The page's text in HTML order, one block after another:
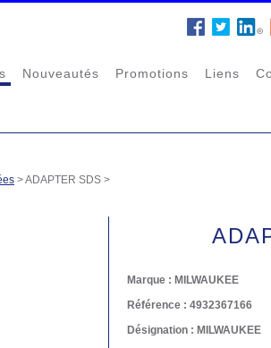
Nouveautés Promotions Liens
>ADAPTER SDS >
Marque : MILWAUKEE
Référence : 4932367166
Désignation : MILWAUKEE